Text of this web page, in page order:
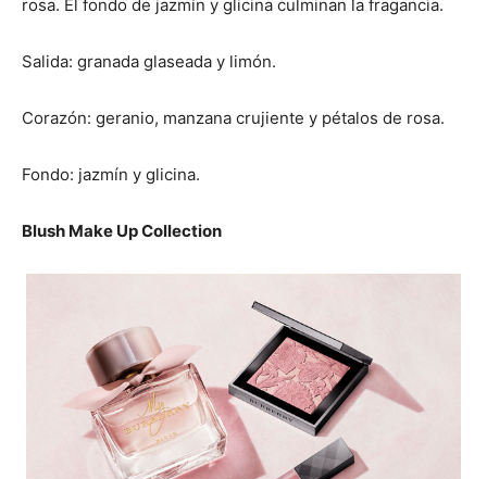
rosa. El fondo de jazmín y glicina culminan la fragancia.
Salida: granada glaseada y limón.
Corazón: geranio, manzana crujiente y pétalos de rosa.
Fondo: jazmín y glicina.
Blush Make Up Collection